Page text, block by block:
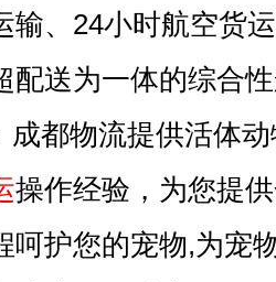
输、24小时航空货
配送为一体的综合
成都物流提供活体
操作经验，为您提
呵护您的宠物,为宠